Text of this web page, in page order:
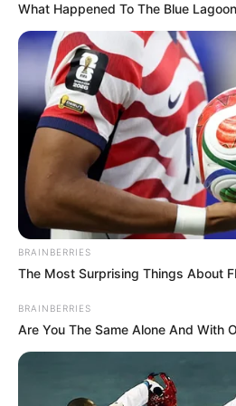
Nama Lengkap: Shivani Tomar
Nama Panggung: Shivani Tomar
Nama Panggilan: Shivani
Tempat, Tanggal Lahir: India, 22
Kewarganegaraan: Indian
Pendidikan: –
Agama: Hindu
Orang Tua: –
Saudara: Neerja
Pacar: –
Profesi: Aktris, Model
Hobi: Membaca, Menari,
What Happened To The Blue
BRAINBERRIES
The Most Surprising Things About
BRAINBERRIES
Are You The Same Alone And With